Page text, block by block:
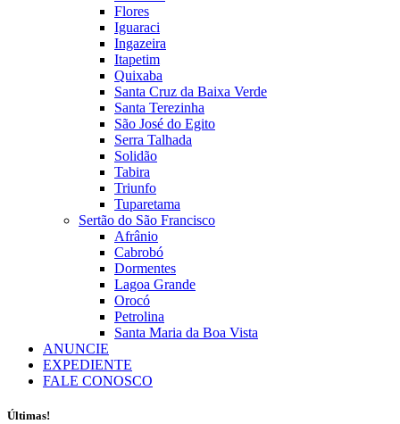
Flores
Iguaraci
Ingazeira
Itapetim
Quixaba
Santa Cruz da Baixa Verde
Santa Terezinha
São José do Egito
Serra Talhada
Solidão
Tabira
Triunfo
Tuparetama
Sertão do São Francisco
Afrânio
Cabrobó
Dormentes
Lagoa Grande
Orocó
Petrolina
Santa Maria da Boa Vista
ANUNCIE
EXPEDIENTE
FALE CONOSCO
Últimas!